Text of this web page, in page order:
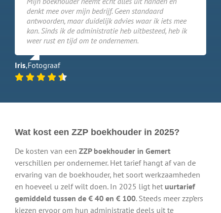
denkt mee over mijn bedrijf. Geen standaard
antwoorden, maar duidelijk advies waar ik iets mee
kan. Sinds ik de administratie heb uitbesteed, heb ik
weer rust en tijd om te ondernemen.
Iris,Fotograaf
Wat kost een ZZP boekhouder in 2025?
De kosten van een ZZP boekhouder in Gemert
verschillen per ondernemer. Het tarief hangt af van de
ervaring van de boekhouder, het soort werkzaamheden
en hoeveel u zelf wilt doen. In 2025 ligt het uurtarief
gemiddeld tussen de € 40 en € 100. Steeds meer zzp’ers
kiezen ervoor om hun administratie deels uit te